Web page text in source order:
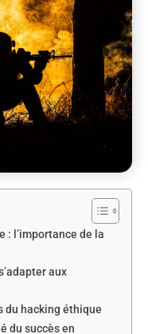
: l’importance de la
aux
du hacking éthique
du succès en